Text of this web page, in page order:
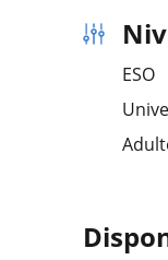
ESO